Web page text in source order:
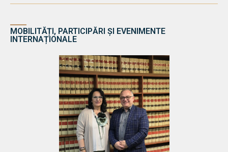
MOBILITĂȚI, PARTICIPĂRI ȘI EVENIMENTE
INTERNAȚIONALE